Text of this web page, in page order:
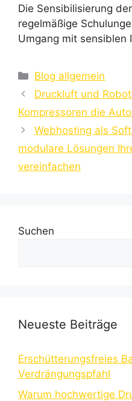
Die Sensibilisierung
regelmäßige
Umgang mit sensiblen
Kategorien
Blog allgemein
Druckluft und
Kompressoren die
Webhosting als
modulare Lösungen
vereinfachen
Suchen
Neueste Beiträge
Erschütterungsfreies
Verdrängungspfahl
Warum hochwertige